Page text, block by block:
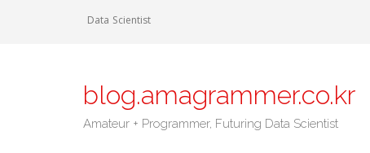
Data Scientist
blog.amagrammer.co.kr
Amateur + Programmer, Futuring Data Scientist